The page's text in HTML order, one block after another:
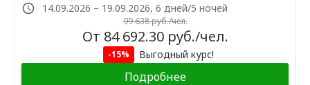
14.09.2026 – 19.09.2026, 6 дней/5 ночей
99 638 руб./чел.
От 84 692.30 руб./чел.
-15% Выгодный курс!
Подробнее